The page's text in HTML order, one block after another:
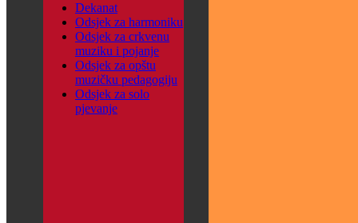
Dekanat
Odsjek za harmoniku
Odsjek za crkvenu
muziku i pojanje
Odsjek za opštu
muzičku pedagogiju
Odsjek za solo
pjevanje